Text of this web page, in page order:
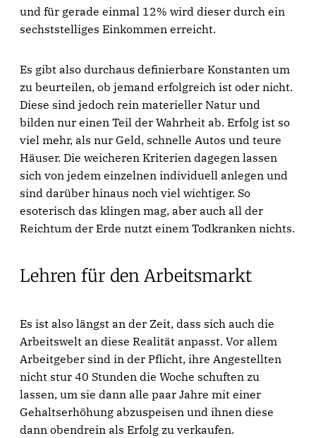
und für gerade einmal 12% wird dieser durch ein
sechststelliges Einkommen erreicht.
Es gibt also durchaus definierbare Konstanten um
zu beurteilen, ob jemand erfolgreich ist oder nicht.
Diese sind jedoch rein materieller Natur und
bilden nur einen Teil der Wahrheit ab. Erfolg ist so
viel mehr, als nur Geld, schnelle Autos und teure
Häuser. Die weicheren Kriterien dagegen lassen
sich von jedem einzelnen individuell anlegen und
sind darüber hinaus noch viel wichtiger. So
esoterisch das klingen mag, aber auch all der
Reichtum der Erde nutzt einem Todkranken nichts.
Lehren für den Arbeitsmarkt
Es ist also längst an der Zeit, dass sich auch die
Arbeitswelt an diese Realität anpasst. Vor allem
Arbeitgeber sind in der Pflicht, ihre Angestellten
nicht stur 40 Stunden die Woche schuften zu
lassen, um sie dann alle paar Jahre mit einer
Gehaltserhöhung abzuspeisen und ihnen diese
dann obendrein als Erfolg zu verkaufen.